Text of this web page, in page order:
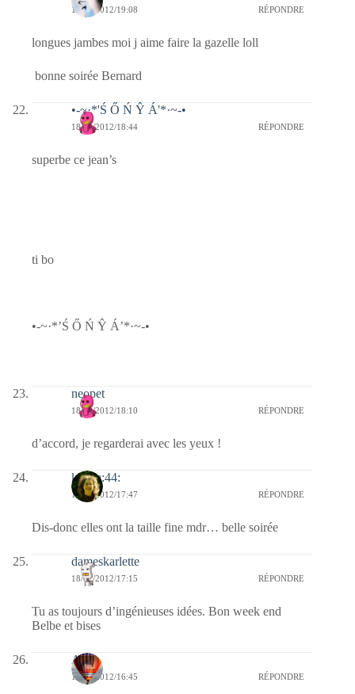
18/02/2012/19:08 RÉPONDRE
longues jambes moi j aime faire la gazelle loll
bonne soirée Bernard
•-~·*'Ś Ő Ń Ŷ Á'*·~-•
18/02/2012/18:44 RÉPONDRE
superbe ce jean’s
ti bo
•-~·*’Ś Ő Ń Ŷ Á’*·~-•
neopet
18/02/2012/18:10 RÉPONDRE
d’accord, je regarderai avec les yeux !
katara:44:
18/02/2012/17:47 RÉPONDRE
Dis-donc elles ont la taille fine mdr… belle soirée
dameskarlette
18/02/2012/17:15 RÉPONDRE
Tu as toujours d’ingénieuses idées. Bon week end
Belbe et bises
Ava
18/02/2012/16:45 RÉPONDRE